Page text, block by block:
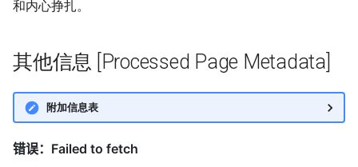
和内心挣扎。
其他信息 [Processed Page Metadata]
附加信息表